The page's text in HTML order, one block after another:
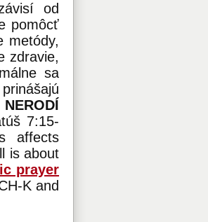
od
pomôcť
metódy,
zdravie,
sa
7:15-
affects
is about
prayer
K and